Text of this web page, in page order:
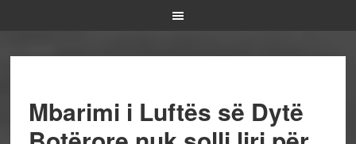
Mbarimi i Luftës së Dytë